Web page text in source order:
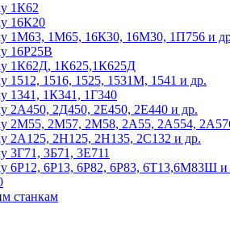
1К62
16К20
1М63, 1М65, 16К30, 16М30, 1П756 и
16Р25В
1К62Д, 1К625,1К625Д
1512, 1516, 1525, 1531М, 1541 и др.
1341, 1К341, 1Г340
2А450, 2Д450, 2Е450, 2Е440 и др.
2М55, 2М57, 2М58, 2А55, 2А554,
2А125, 2Н125, 2Н135, 2С132 и др.
3Г71, 3Б71, 3Е711
6Р12, 6Р13, 6Р82, 6Р83, 6Т13,6М83Ш и
станкам